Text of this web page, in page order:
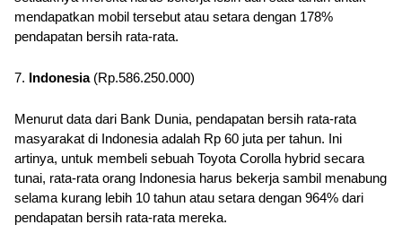
mendapatkan mobil tersebut atau setara dengan 178%
pendapatan bersih rata-rata.
7. Indonesia (Rp.586.250.000)
Menurut data dari Bank Dunia, pendapatan bersih rata-rata
masyarakat di Indonesia adalah Rp 60 juta per tahun. Ini
artinya, untuk membeli sebuah Toyota Corolla hybrid secara
tunai, rata-rata orang Indonesia harus bekerja sambil menabung
selama kurang lebih 10 tahun atau setara dengan 964% dari
pendapatan bersih rata-rata mereka.